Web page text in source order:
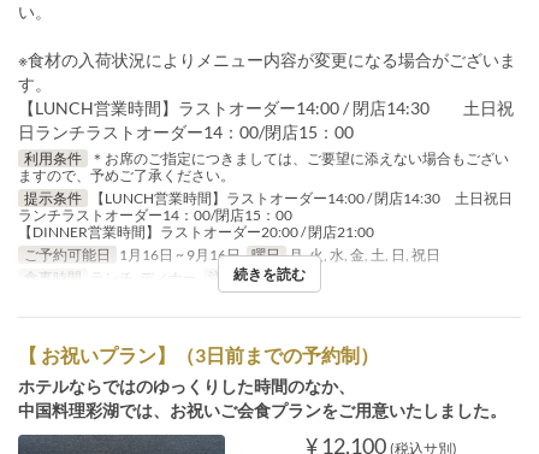
い。
※食材の入荷状況によりメニュー内容が変更になる場合がございま
す。
【LUNCH営業時間】ラストオーダー14:00 / 閉店14:30 土日祝
日ランチラストオーダー14：00/閉店15：00
利用条件
＊お席のご指定につきましては、ご要望に添えない場合もござい
ますので、予めご了承ください。
提示条件
【LUNCH営業時間】ラストオーダー14:00 / 閉店14:30 土日祝日
ランチラストオーダー14：00/閉店15：00
【DINNER営業時間】ラストオーダー20:00 / 閉店21:00
ご予約可能日
1月16日 ~ 9月16日 曜日 月, 火, 水, 金, 土, 日, 祝日
食事時間
ランチ, ディナー 注文数制限 1 ~
続きを読む
【 お祝いプラン】（3日前までの予約制）
ホテルならではのゆっくりした時間のなか、
中国料理彩湖では、お祝いご会食プランをご用意いたしました。
¥ 12,100 (税込サ別)